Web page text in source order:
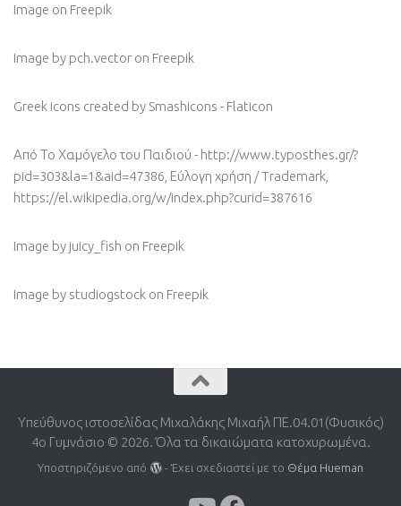
Image on Freepik
Image by pch.vector on Freepik
Greek icons created by Smashicons - Flaticon
Από Το Χαμόγελο του Παιδιού - http://www.typosthes.gr/?
pid=303&la=1&aid=47386, Εύλογη χρήση / Trademark,
https://el.wikipedia.org/w/index.php?curid=387616
Image by juicy_fish on Freepik
Image by studiogstock on Freepik
Υπεύθυνος ιστοσελίδας Μιχαλάκης Μιχαήλ ΠΕ.04.01(Φυσικός)
4o Γυμνάσιο © 2026. Όλα τα δικαιώματα κατοχυρωμένα.
Υποστηριζόμενο από - Έχει σχεδιαστεί με το Θέμα Ηueman